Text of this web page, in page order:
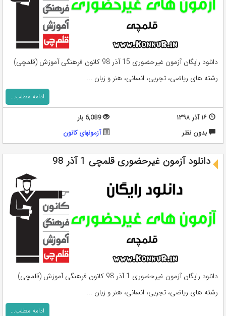
دانلود رایگان آزمون غیرحضوری 15 آذر 98 کانون فرهنگی آموزش (قلمچی)
رشته های ریاضی، تجربی، انسانی، هنر و زبان ...
ادامه مطلب...
۱۶ آذر ۱۳۹۸
6,089 بار
بدون نظر
آزمونهای کانون
دانلود آزمون غیرحضوری قلمچی 1 آذر 98
دانلود رایگان آزمون غیرحضوری 1 آذر 98 کانون فرهنگی آموزش (قلمچی)
رشته های ریاضی، تجربی، انسانی، هنر و زبان ...
ادامه مطلب...